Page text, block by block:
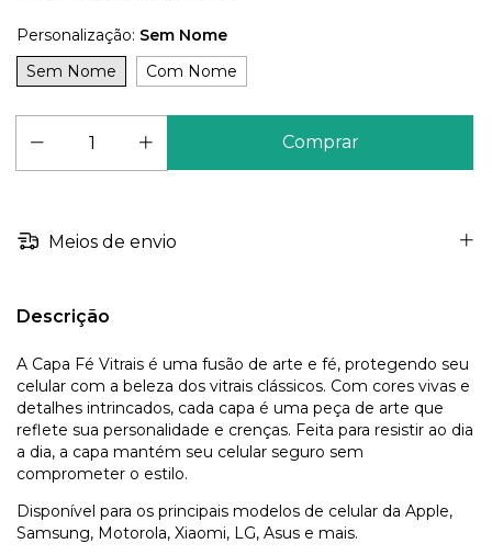
Personalização: Sem Nome
Sem Nome
Com Nome
Meios de envio
Descrição
A Capa Fé Vitrais é uma fusão de arte e fé, protegendo seu
celular com a beleza dos vitrais clássicos. Com cores vivas e
detalhes intrincados, cada capa é uma peça de arte que
reflete sua personalidade e crenças. Feita para resistir ao dia
a dia, a capa mantém seu celular seguro sem
comprometer o estilo.
Disponível para os principais modelos de celular da Apple,
Samsung, Motorola, Xiaomi, LG, Asus e mais.